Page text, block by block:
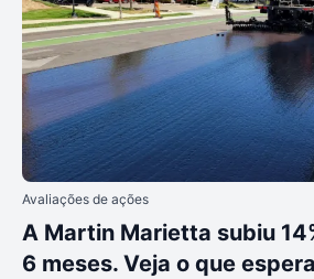
Avaliações de ações
A Martin Marietta subiu
6 meses. Veja o que